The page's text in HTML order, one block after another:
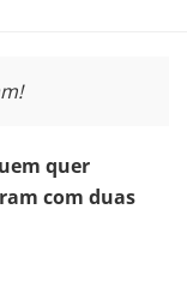
quer
com duas